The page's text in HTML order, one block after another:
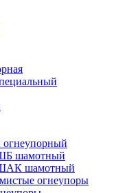
шамотный
шамотный
огнеупоры